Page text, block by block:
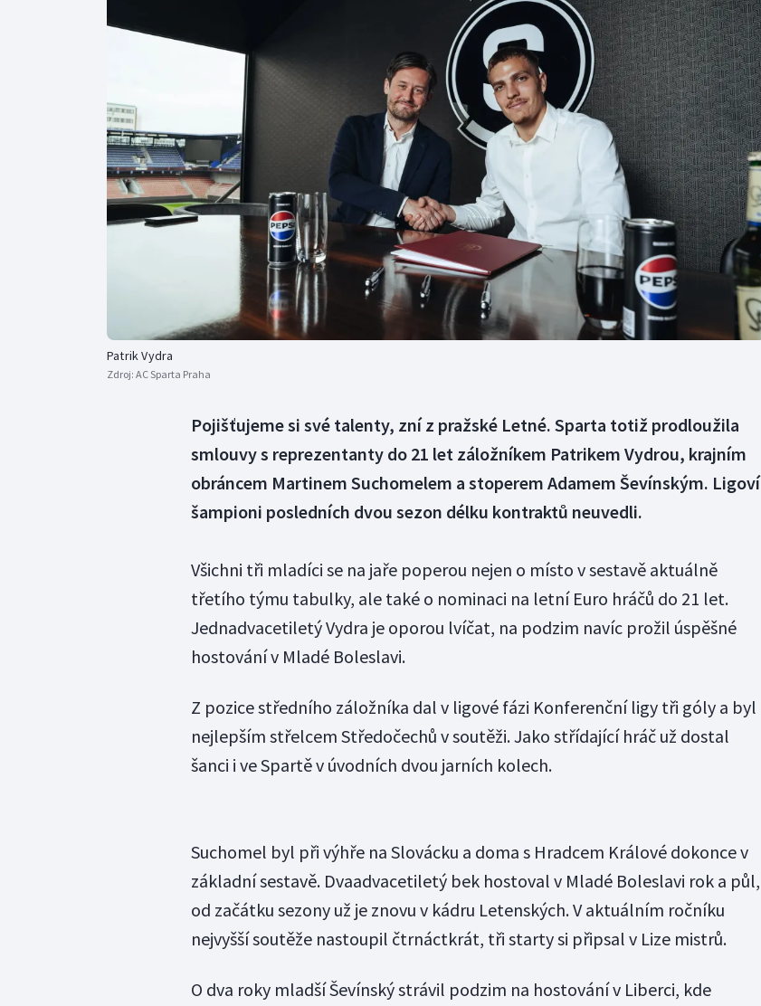
Gymnastika
Moderní pětiboj
Motorsport
Olympijské hry
Parasport
Plavání
Plážový volejbal
Triatlon
Veslování
Vodní slalom
Volejbal
Ostatní
Patrik Vydra
Zdroj: AC Sparta Praha
Pojišťujeme si své talenty, zní z pražské Letné. Sparta totiž prodloužila
smlouvy s reprezentanty do 21 let záložníkem Patrikem Vydrou, krajním
obráncem Martinem Suchomelem a stoperem Adamem Ševínským. Ligoví
šampioni posledních dvou sezon délku kontraktů neuvedli.
Všichni tři mladíci se na jaře poperou nejen o místo v sestavě aktuálně
třetího týmu tabulky, ale také o nominaci na letní Euro hráčů do 21 let.
Jednadvacetiletý Vydra je oporou lvíčat, na podzim navíc prožil úspěšné
hostování v Mladé Boleslavi.
Z pozice středního záložníka dal v ligové fázi Konferenční ligy tři góly a byl
nejlepším střelcem Středočechů v soutěži. Jako střídající hráč už dostal
šanci i ve Spartě v úvodních dvou jarních kolech.
Suchomel byl při výhře na Slovácku a doma s Hradcem Králové dokonce v
základní sestavě. Dvaadvacetiletý bek hostoval v Mladé Boleslavi rok a půl,
od začátku sezony už je znovu v kádru Letenských. V aktuálním ročníku
nejvyšší soutěže nastoupil čtrnáctkrát, tři starty si připsal v Lize mistrů.
O dva roky mladší Ševínský strávil podzim na hostování v Liberci, kde